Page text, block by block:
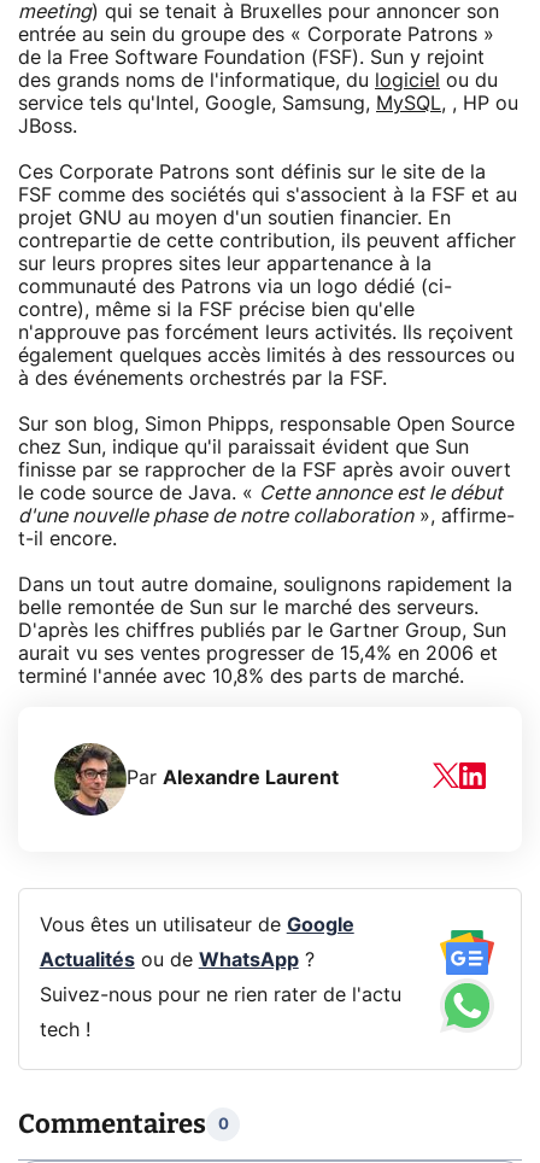
meeting) qui se tenait à Bruxelles pour annoncer son
entrée au sein du groupe des « Corporate Patrons »
de la Free Software Foundation (FSF). Sun y rejoint
des grands noms de l'informatique, du
logiciel ou du
service tels qu'Intel, Google, Samsung, MySQL, , HP ou
JBoss.
Ces Corporate Patrons sont définis sur le site de la
FSF comme des sociétés qui s'associent à la FSF et au
projet GNU au moyen d'un soutien financier. En
contrepartie de cette contribution, ils peuvent afficher
sur leurs propres sites leur appartenance à la
communauté des Patrons via un logo dédié (ci-
contre), même si la FSF précise bien qu'elle
n'approuve pas forcément leurs activités. Ils reçoivent
également quelques accès limités à des ressources ou
à des événements orchestrés par la FSF.
Sur son blog, Simon Phipps, responsable Open Source
chez Sun, indique qu'il paraissait évident que Sun
finisse par se rapprocher de la FSF après avoir ouvert
le code source de Java. « Cette annonce est le début
d'une nouvelle phase de notre collaboration», affirme-
t-il encore.
Dans un tout autre domaine, soulignons rapidement la
belle remontée de Sun sur le marché des serveurs.
D'après les chiffres publiés par le Gartner Group, Sun
aurait vu ses ventes progresser de 15,4% en 2006 et
terminé l'année avec 10,8% des parts de marché.
Par Alexandre Laurent
Vous êtes un utilisateur de Google
Actualitésou de WhatsApp?
Suivez-nous pour ne rien rater de l'actu
tech !
Commentaires 0